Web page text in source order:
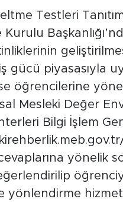
Testleri
iş gücü piyasasıyla
öğrencilerine
Mesleki Değer
Bilgi İşlem
yönelik
yönlendirme